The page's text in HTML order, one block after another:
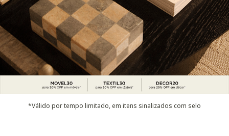
*Válido por tempo limitado, em itens sinalizados com selo